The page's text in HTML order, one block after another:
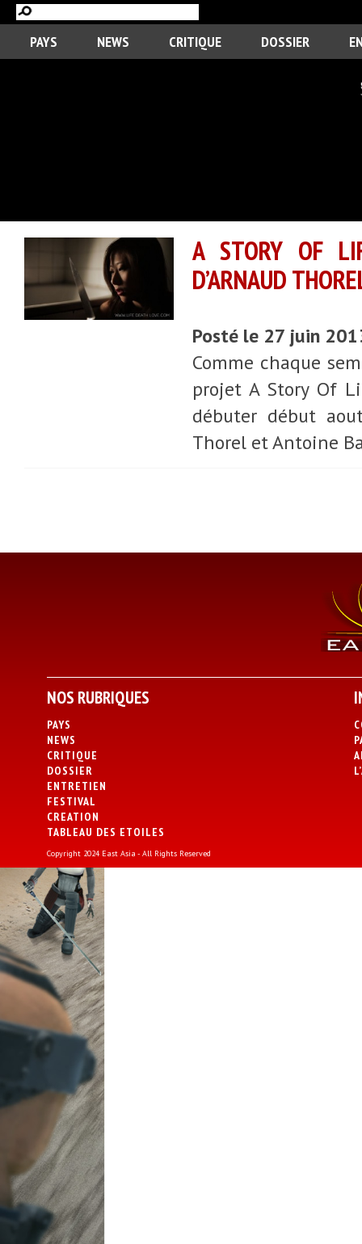
PAYS NEWS CRITIQUE DOSSIER
A STORY OF
D’ARNAUD
Posté le 27 juin
Comme chaque
projet A Story Of
débuter début
Thorel et Antoine
NOS RUBRIQUES
PAYS
NEWS
CRITIQUE
DOSSIER
ENTRETIEN
FESTIVAL
CREATION
TABLEAU DES ETOILES
Copyright 2024 East Asia - All Rights Reserved